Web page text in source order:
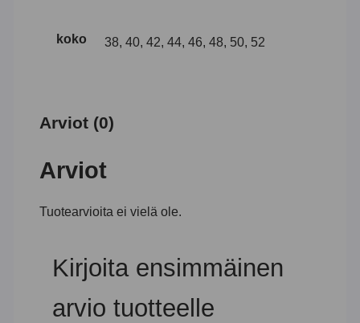
koko 38, 40, 42, 44, 46, 48, 50, 52
Arviot (0)
Arviot
Tuotearvioita ei vielä ole.
Kirjoita ensimmäinen
arvio tuotteelle